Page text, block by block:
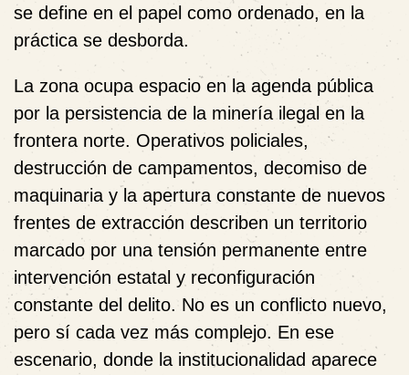
se define en el papel como ordenado, en la
práctica se desborda.
La zona ocupa espacio en la agenda pública
por la persistencia de la minería ilegal en la
frontera norte. Operativos policiales,
destrucción de campamentos, decomiso de
maquinaria y la apertura constante de nuevos
frentes de extracción describen un territorio
marcado por una tensión permanente entre
intervención estatal y reconfiguración
constante del delito. No es un conflicto nuevo,
pero sí cada vez más complejo. En ese
escenario, donde la institucionalidad aparece